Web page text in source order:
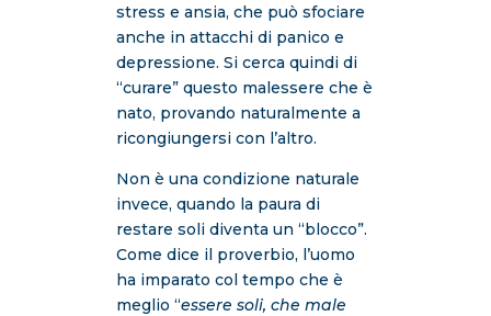
stress e ansia, che può sfociare
anche in attacchi di panico e
depressione. Si cerca quindi di
“curare” questo malessere che è
nato, provando naturalmente a
ricongiungersi con l’altro.
Non è una condizione naturale
invece, quando la paura di
restare soli diventa un “blocco”.
Come dice il proverbio, l’uomo
ha imparato col tempo che è
meglio “essere soli, che male